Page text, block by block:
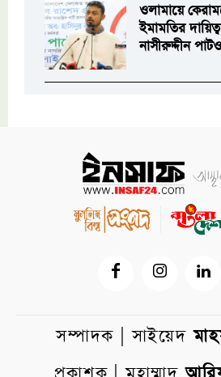
ওলামায়ে
ইমামতির
নাসীরুদ্দীন
সম্পাদক | সাইয়েদ